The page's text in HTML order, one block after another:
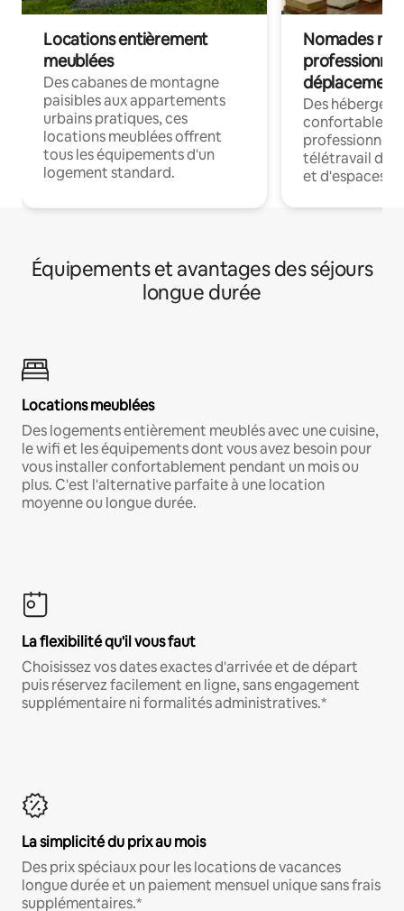
Locations entièrement
meublées
Des cabanes de montagne
paisibles aux appartements
urbains pratiques, ces
locations meublées offrent
tous les équipements d'un
logement standard.
Nomades
déplacement
Des
confortables
professionnels
télétravail
et d'espaces
Équipements et avantages des séjours
longue durée
Locations meublées
Des logements entièrement meublés avec une cuisine,
le wifi et les équipements dont vous avez besoin pour
vous installer confortablement pendant un mois ou
plus. C'est l'alternative parfaite à une location
moyenne ou longue durée.
La flexibilité qu'il vous faut
Choisissez vos dates exactes d'arrivée et de départ
puis réservez facilement en ligne, sans engagement
supplémentaire ni formalités administratives.*
La simplicité du prix au mois
Des prix spéciaux pour les locations de vacances
longue durée et un paiement mensuel unique sans frais
supplémentaires.*